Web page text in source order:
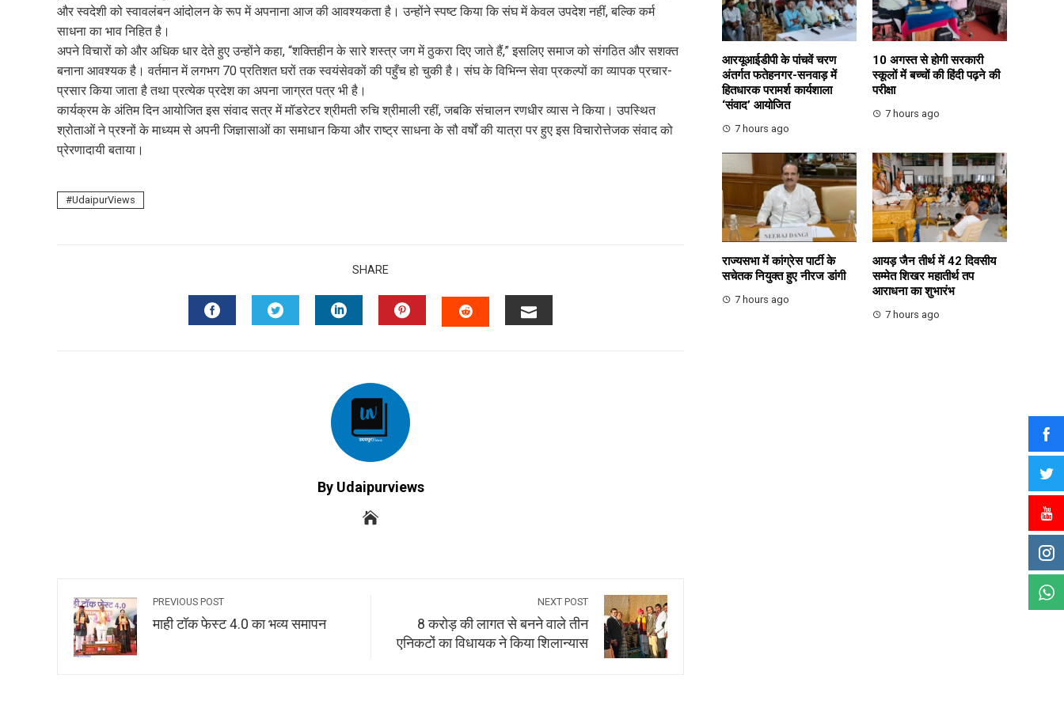
और स्वदेशी को स्वावलंबन आंदोलन के रूप में अपनाना आज की आवश्यकता है। उन्होंने स्पष्ट किया कि संघ में केवल उपदेश नहीं, बल्कि कर्म
साधना का भाव निहित है।
अपने विचारों को और अधिक धार देते हुए उन्होंने कहा, “शक्तिहीन के सारे शस्त्र जग में ठुकरा दिए जाते हैं,” इसलिए समाज को संगठित और सशक्त
बनाना आवश्यक है। वर्तमान में लगभग 70 प्रतिशत घरों तक स्वयंसेवकों की पहुँच हो चुकी है। संघ के विभिन्न सेवा प्रकल्पों का व्यापक प्रचार-
प्रसार किया जाता है तथा प्रत्येक प्रदेश का अपना जाग्रत पत्र भी है।
कार्यक्रम के अंतिम दिन आयोजित इस संवाद सत्र में मॉडरेटर श्रीमती रुचि श्रीमाली रहीं, जबकि संचालन रणधीर व्यास ने किया। उपस्थित
श्रोताओं ने प्रश्नों के माध्यम से अपनी जिज्ञासाओं का समाधान किया और राष्ट्र साधना के सौ वर्षों की यात्रा पर हुए इस विचारोत्तेजक संवाद को
प्रेरणादायी बताया।
UdaipurViews
SHARE
By Udaipurviews
PREVIOUS POST
माही टॉक फेस्ट 4.0 का भव्य समापन
NEXT POST
8 करोड़ की लागत से बनने वाले तीन
एनिकटों का विधायक ने किया शिलान्यास
आरयूआईडीपी के पांचवें चरण
अंतर्गत फतेहनगर-सनवाड़ में
हितधारक परामर्श कार्यशाला
‘संवाद’ आयोजित
7 hours ago
10 अगस्त से होगी सरकारी
स्कूलों में बच्चों की हिंदी पढ़ने की
परीक्षा
7 hours ago
राज्यसभा में कांग्रेस पार्टी के
सचेतक नियुक्त हुए नीरज डांगी
7 hours ago
आयड़ जैन तीर्थ में 42 दिवसीय
सम्मेत शिखर महातीर्थ तप
आराधना का शुभारंभ
7 hours ago